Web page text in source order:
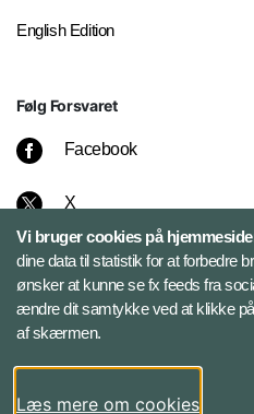
English Edition
Følg Forsvaret
Facebook
X
Instagram
Bluesky
LinkedIn
Vi bruger cookies på
dine data til statistik for at forbedre
ønsker at kunne se fx feeds fra
ændre dit samtykke ved at klikke
af skærmen.
Læs mere om cookies